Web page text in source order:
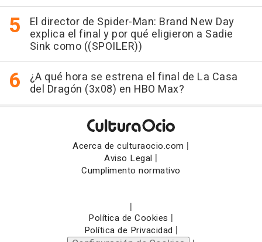
El director de Spider-Man: Brand New Day
explica el final y por qué eligieron a Sadie
Sink como ((SPOILER))
¿A qué hora se estrena el final de La Casa
del Dragón (3x08) en HBO Max?
Acerca de culturaocio.com |
Aviso Legal |
Cumplimento normativo
|
Política de Cookies |
Política de Privacidad |